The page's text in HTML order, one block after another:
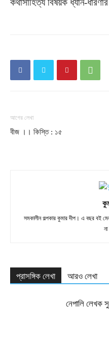
কথাসাহিত্য বিষয়ক ধ্যান-
আগের লেখা
বীজ ।। কিস্তি : ১৫
সমকালীন গল্পকার কুমার দীপ। এ বছর বই
প্রাসঙ্গিক লেখা আরও লেখা
নেপালি লেখক